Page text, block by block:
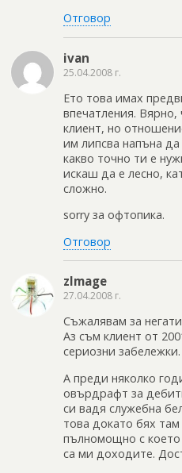
Отговор
ivan
25.04.2008 г.
Ето това имах
впечатления. Вярно,
клиент, но
им липсва напъна
какво точно ти е
искаш да е лесно,
сложно.
sorry за офтопика.
Отговор
zImage
27.04.2008 г.
Съжалявам за
Аз съм клиент от
сериозни забележки.
А преди няколко
овърдрафт за
си вадя служебна
това докато бях
пълномощно с
са ми доходите.